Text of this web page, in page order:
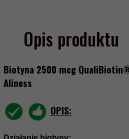
Opis produktu
Biotyna 2500 mcg
Aliness
OPIS: